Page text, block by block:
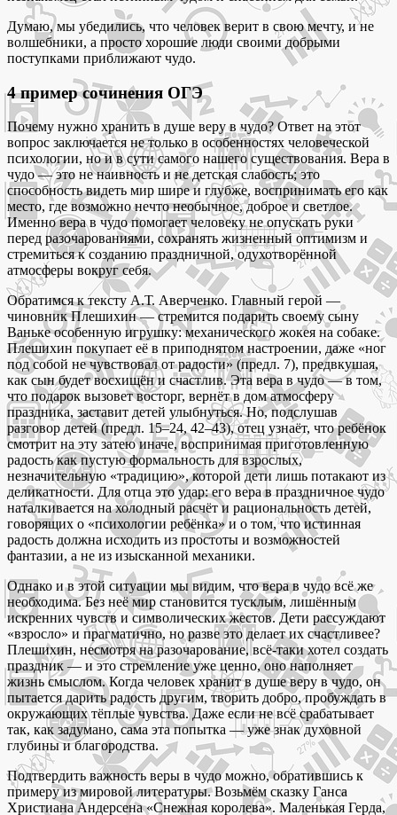
Думаю, мы убедились, что человек верит в свою мечту, и не
волшебники, а просто хорошие люди своими добрыми
поступками приближают чудо.
4 пример сочинения ОГЭ
Почему нужно хранить в душе веру в чудо? Ответ на этот
вопрос заключается не только в особенностях человеческой
психологии, но и в сути самого нашего существования. Вера в
чудо — это не наивность и не детская слабость; это
способность видеть мир шире и глубже, воспринимать его как
место, где возможно нечто необычное, доброе и светлое.
Именно вера в чудо помогает человеку не опускать руки
перед разочарованиями, сохранять жизненный оптимизм и
стремиться к созданию праздничной, одухотворённой
атмосферы вокруг себя.
Обратимся к тексту А.Т. Аверченко. Главный герой —
чиновник Плешихин — стремится подарить своему сыну
Ваньке особенную игрушку: механического жокея на собаке.
Плешихин покупает её в приподнятом настроении, даже «ног
под собой не чувствовал от радости» (предл. 7), предвкушая,
как сын будет восхищён и счастлив. Эта вера в чудо — в том,
что подарок вызовет восторг, вернёт в дом атмосферу
праздника, заставит детей улыбнуться. Но, подслушав
разговор детей (предл. 15–24, 42–43), отец узнаёт, что ребёнок
смотрит на эту затею иначе, воспринимая приготовленную
радость как пустую формальность для взрослых,
незначительную «традицию», которой дети лишь потакают из
деликатности. Для отца это удар: его вера в праздничное чудо
наталкивается на холодный расчёт и рациональность детей,
говорящих о «психологии ребёнка» и о том, что истинная
радость должна исходить из простоты и возможностей
фантазии, а не из изысканной механики.
Однако и в этой ситуации мы видим, что вера в чудо всё же
необходима. Без неё мир становится тусклым, лишённым
искренних чувств и символических жестов. Дети рассуждают
«взросло» и прагматично, но разве это делает их счастливее?
Плешихин, несмотря на разочарование, всё-таки хотел создать
праздник — и это стремление уже ценно, оно наполняет
жизнь смыслом. Когда человек хранит в душе веру в чудо, он
пытается дарить радость другим, творить добро, пробуждать в
окружающих тёплые чувства. Даже если не всё срабатывает
так, как задумано, сама эта попытка — уже знак духовной
глубины и благородства.
Подтвердить важность веры в чудо можно, обратившись к
примеру из мировой литературы. Возьмём сказку Ганса
Христиана Андерсена «Снежная королева». Маленькая Герда,